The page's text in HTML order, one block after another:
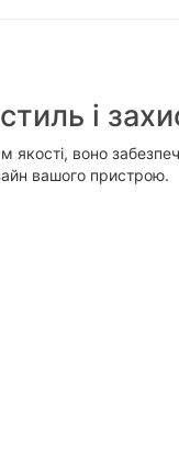
і
воно
вашого пристрою.